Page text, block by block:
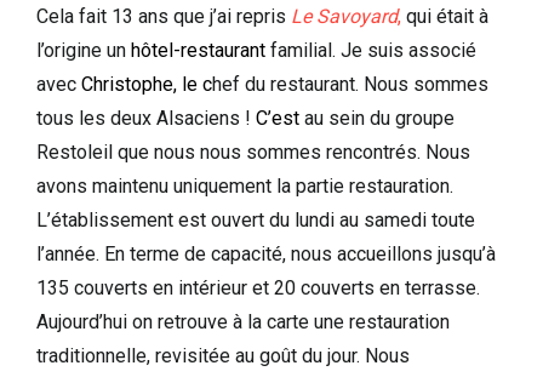
Cela fait 13 ans que j’ai repris Le Savoyard, qui était à
l’origine un hôtel-restaurant familial. Je suis associé
avec Christophe, le chef du restaurant. Nous sommes
tous les deux Alsaciens ! C’est au sein du groupe
Restoleil que nous nous sommes rencontrés. Nous
avons maintenu uniquement la partie restauration.
L’établissement est ouvert du lundi au samedi toute
l’année. En terme de capacité, nous accueillons jusqu’à
135 couverts en intérieur et 20 couverts en terrasse.
Aujourd’hui on retrouve à la carte une restauration
traditionnelle, revisitée au goût du jour. Nous